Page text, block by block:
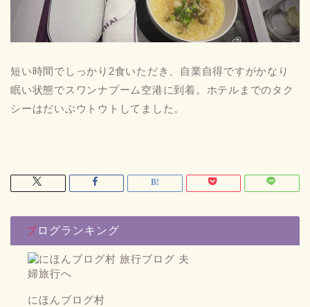
短い時間でしっかり2食いただき、自業自得ですがかなり
眠い状態でスワンナプーム空港に到着。ホテルまでのタク
シーはだいぶウトウトしてました。
ブログランキング
にほんブログ村